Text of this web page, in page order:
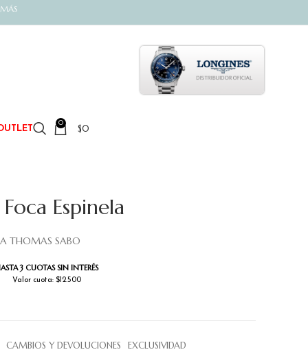
0 $0
Espinela
3 CUOTAS SIN INTERÉS
Valor cuota: $12.500
THOMAS SABO
CAMBIOS Y DEVOLUCIONES EXCLUSIVIDAD